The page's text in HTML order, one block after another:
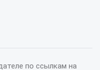
по ссылкам на